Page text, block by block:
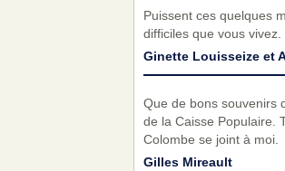
Puissent ces quelques
difficiles que vous
Ginette Louisseize et
Que de bons souvenirs
de la Caisse Populaire.
Colombe se joint à moi.
Gilles Mireault